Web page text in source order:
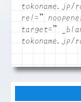
tokoname.jp/
tokoname.jp/